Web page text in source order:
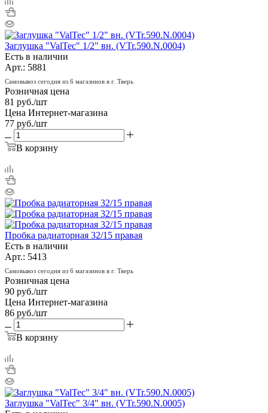
Заглушка "ValTec" 1/2" вн. (VTr.590.N.0004)
Есть в наличии
Арт.: 5881
Самовывоз сегодня из 6 магазинов в г. Тверь
Розничная цена
81 руб./шт
Цена Интернет-магазина
77 руб./шт
В корзину
Пробка радиаторная 32/15 правая
Есть в наличии
Арт.: 5413
Самовывоз сегодня из 6 магазинов в г. Тверь
Розничная цена
90 руб./шт
Цена Интернет-магазина
86 руб./шт
В корзину
Заглушка "ValTec" 3/4" вн. (VTr.590.N.0005)